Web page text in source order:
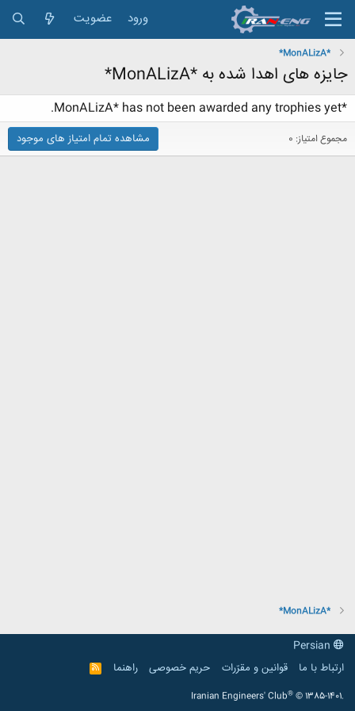
ورود عضویت
*MonALizA*
جایزه های اهدا شده به *MonALizA*
*MonALizA* has not been awarded any trophies yet.
مجموع امتیاز: 0 مشاهده تمام امتیاز های موجود
*MonALizA*
ارتباط با ما
قوانین و مقرّرات حریم خصوصی راهنما
R
S
Iranian Engineers' Club® © 1385-1401.